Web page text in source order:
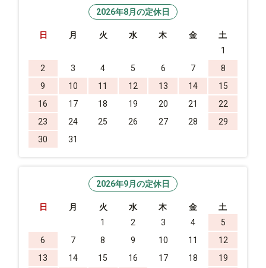
2026年8月の定休日
日 月 火 水 木 金
土
1
2
3 4 5 6 7
8
9
10 11 12 13 14
15
16
17 18 19 20 21
22
23
24 25 26 27 28
29
30
31
2026年9月の定休日
日 月 火 水 木 金
土
1
2 3 4
5
6
7 8 9 10 11
12
13
14 15 16 17 18
19